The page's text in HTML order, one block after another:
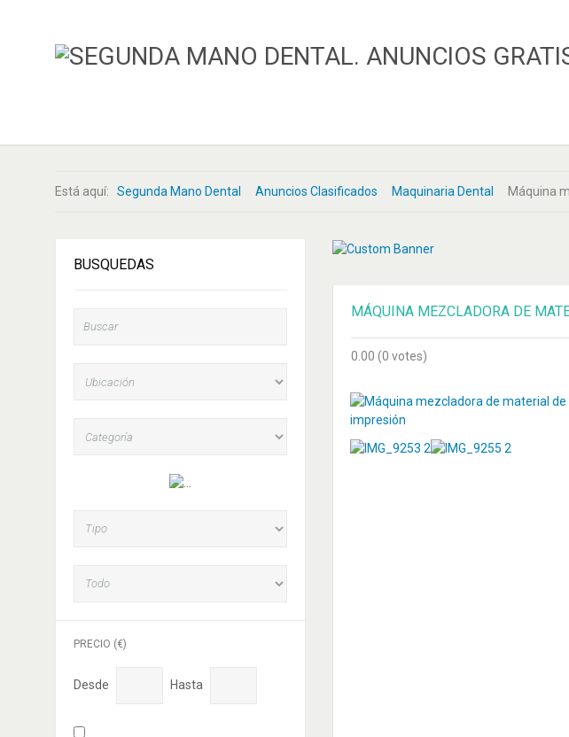
Está aquí: Segunda Mano Dental Anuncios Clasificados Maquinaria Dental Máquina
MÁQUINA MEZCLADORA DE
0.00 (0 votes)
BUSQUEDAS
PRECIO (€)
Desde Hasta